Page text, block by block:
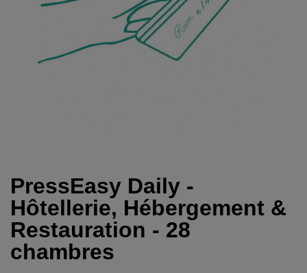
PressEasy Daily -
Hôtellerie, Hébergement &
Restauration - 28
chambres